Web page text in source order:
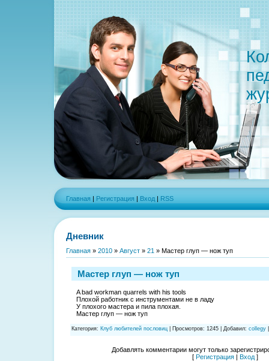
Главная | Регистрация | Вход | RSS
Дневник
Главная » 2010 » Август » 21 » Мастер глуп — нож туп
Мастер глуп — нож туп
A bad workman quarrels with his tools
Плохой работник с инструментами не в ладу
У плохого мастера и пила плохая.
Мастер глуп — нож туп
Категория: Клуб любителей пословиц Просмотров: 1245 Добавил: collegy
Добавлять комментарии могут только
[ Регистрация | Вход ]